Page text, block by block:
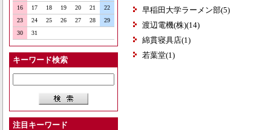
16
17 18 19 20 21
22
23
24 25 26 27 28
29
30
31
キーワード検索
注目キーワード
早稲田大学ラーメン部(5)
渡辺電機(株)(14)
綿貫寝具店(1)
若葉堂(1)